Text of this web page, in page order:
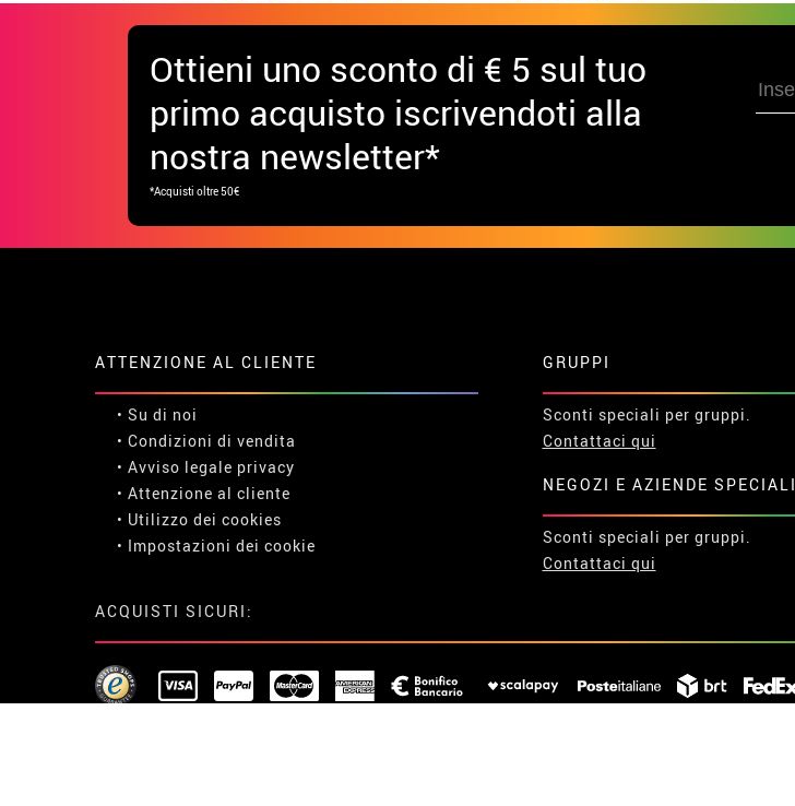
Ottieni uno sconto di € 5 sul tuo
primo acquisto iscrivendoti alla
nostra newsletter*
*Acquisti oltre 50€
ATTENZIONE AL CLIENTE
• Su di noi
• Condizioni di vendita
• Avviso legale privacy
• Attenzione al cliente
• Utilizzo dei cookies
• Impostazioni dei cookie
GRUPPI
Sconti speciali per gruppi.
Contattaci qui
NEGOZI E AZIENDE SPECIALI
Sconti speciali per gruppi.
Contattaci qui
ACQUISTI SICURI: